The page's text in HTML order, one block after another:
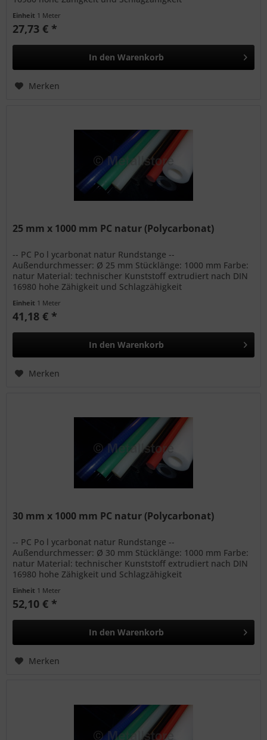
Witterungsbeständig bedingte...
Einheit 1 Meter
27,73 € *
In den Warenkorb
Merken
25 mm x 1000 mm PC natur (Polycarbonat)
-- PC Po l ycarbonat natur Rundstange --
Außendurchmesser: Ø 25 mm Stücklänge: 1000 mm Farbe:
natur Material: technischer Kunststoff extrudiert nach DIN
16980 hohe Zähigkeit und Schlagzähigkeit
Witterungsbeständig bedingte...
Einheit 1 Meter
41,18 € *
In den Warenkorb
Merken
30 mm x 1000 mm PC natur (Polycarbonat)
-- PC Po l ycarbonat natur Rundstange --
Außendurchmesser: Ø 30 mm Stücklänge: 1000 mm Farbe:
natur Material: technischer Kunststoff extrudiert nach DIN
16980 hohe Zähigkeit und Schlagzähigkeit
Einheit 1 Meter
52,10 € *
In den Warenkorb
Merken